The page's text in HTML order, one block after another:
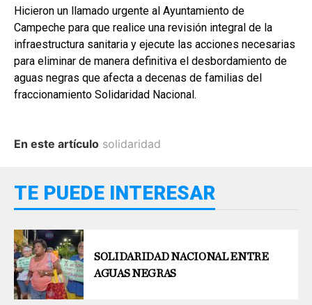
Hicieron un llamado urgente al Ayuntamiento de
Campeche para que realice una revisión integral de la
infraestructura sanitaria y ejecute las acciones necesarias
para eliminar de manera definitiva el desbordamiento de
aguas negras que afecta a decenas de familias del
fraccionamiento Solidaridad Nacional.
En este artículo solidaridad
TE PUEDE INTERESAR
SOLIDARIDAD NACIONAL ENTRE
AGUAS NEGRAS